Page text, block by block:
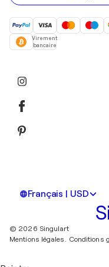
Virement
bancaire
Français | USD
© 2026 Singulart
Mentions légales.
Conditions